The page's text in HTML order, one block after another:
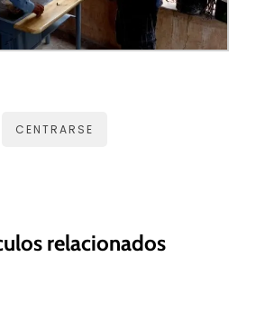
CENTRARSE
relacionados